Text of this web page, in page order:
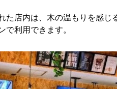
た店内は、木の温もりを感
で利用できます。